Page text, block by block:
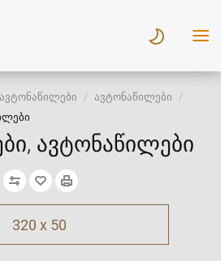
ავტონაწილები
ავტონაწილები
ავტონაწილები
320 x 50